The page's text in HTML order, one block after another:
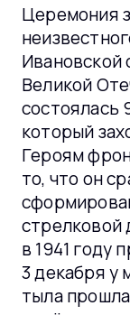
Церемония
Ивановской
Великой
состоялась
который
Героям
то, что он
стрелковой
в 1941 году
3 декабря у
тыла